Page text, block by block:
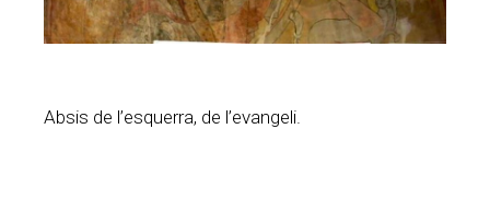
Absis de l’esquerra, de l’evangeli.